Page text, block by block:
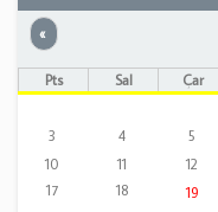
« Önceki
Pts Sal Çar
3
4 5
10
11 12
17
18 19